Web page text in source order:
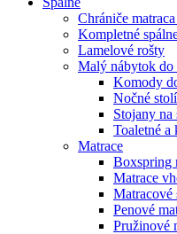
Chrániče
Kompletné
Lamelové rošty
Malý nábytok do
Komody
Nočné
Stojany na
Toaletné a
Matrace
Boxspring
Matrace
Matracové
Penové
Pružinové